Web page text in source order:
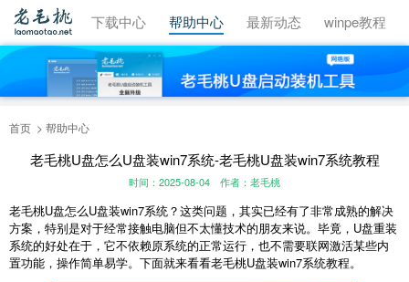
视频教程 下载中心 帮助中心 最新动态 winpe教程
首页 帮助中心
老毛桃U盘怎么U盘装win7系统-老毛桃U盘装win7系统教程
时间：2025-08-04 作者：老毛桃
老毛桃U盘怎么U盘装win7系统？这类问题，其实已经有了非常成熟的解决
方案，特别是对于经常接触电脑但不太懂技术的朋友来说。毕竟，U盘重装
系统的好处在于，它不依赖原系统的正常运行，也不需要联网激活某些内
置功能，操作简单易学。下面就来看看老毛桃U盘装win7系统教程。